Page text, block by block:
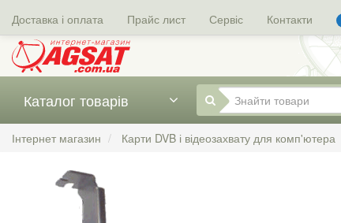
Доставка і оплата Прайс лист Сервіс Контакти
Каталог товарів
Інтернет магазин Карти DVB і відеозахвату для комп'ютера